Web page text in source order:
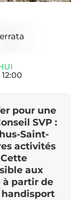
pour une
SVP :
Saint-
activités
aux
à partir de
handisport